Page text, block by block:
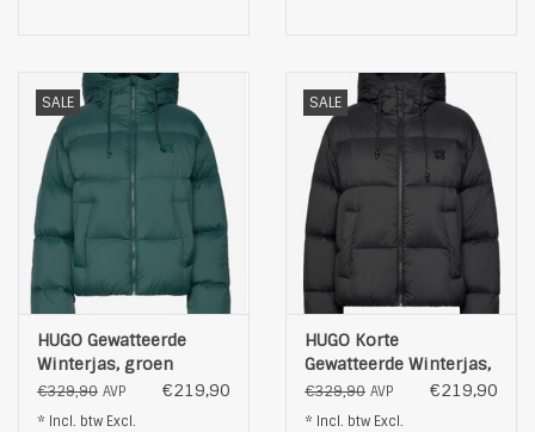
SALE
HUGO Gewatteerde
Winterjas, groen
€329,90 AVP €219,90
* Incl. btw Excl.
SALE
HUGO Korte
Gewatteerde Winterjas,
zwart
€329,90 AVP €219,90
* Incl. btw Excl.